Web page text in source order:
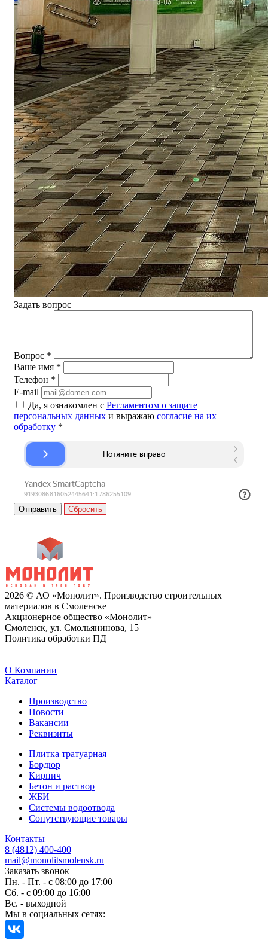
Задать вопрос
Вопрос *
Ваше имя *
Телефон *
E-mail
Да, я ознакомлен с Регламентом о защите
персональных данных и выражаю согласие на их
обработку *
Сбросить
2026 © АО «Монолит». Производство строительных
материалов в Смоленске
Акционерное общество «Монолит»
Смоленск, ул. Смольянинова, 15
Политика обработки ПД
O Компании
Каталог
Производство
Новости
Вакансии
Реквизиты
Плитка тратуарная
Бордюр
Кирпич
Бетон и раствор
ЖБИ
Системы водоотвода
Сопутствующие товары
Контакты
8 (4812) 400-400
mail@monolitsmolensk.ru
Заказать звонок
Пн. - Пт. - с 08:00 до 17:00
Сб. - с 09:00 до 16:00
Вс. - выходной
Мы в социальных сетях: